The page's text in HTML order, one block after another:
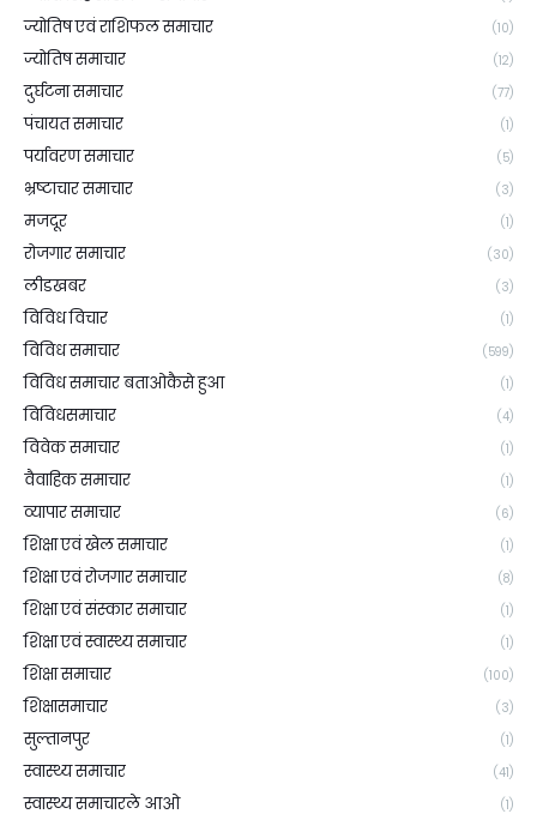
ज्योतिष एवं राशिफल समाचार (10)
ज्योतिष समाचार (12)
दुर्घटना समाचार (77)
पंचायत समाचार (1)
पर्यावरण समाचार (5)
भ्रष्टाचार समाचार (3)
मजदूर (1)
रोजगार समाचार (30)
लीडखबर (3)
विविध विचार (1)
विविध समाचार (599)
विविध समाचार बताओकैसे हुआ (1)
विविधसमाचार (4)
विवेक समाचार (1)
वैवाहिक समाचार (1)
व्यापार समाचार (6)
शिक्षा एवं खेल समाचार (1)
शिक्षा एवं रोजगार समाचार (8)
शिक्षा एवं संस्कार समाचार (1)
शिक्षा एवं स्वास्थ्य समाचार (1)
शिक्षा समाचार (100)
शिक्षासमाचार (3)
सुल्तानपुर (1)
स्वास्थ्य समाचार (41)
स्वास्थ्य समाचारले आओ (1)